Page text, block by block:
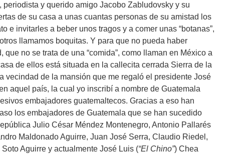
y querido amigo Jacobo Zabludovsky y su
de su casa a unas cuantas personas de su amistad los
e invitarles a beber unos tragos y a comer unas “botanas”,
llamamos boquitas. Y para que no pueda haber
no se trata de una “comida”, como llaman en México a
de ellos está situada en la callecita cerrada Sierra de la
vecindad de la mansión que me regaló el presidente José
aquel país, la cual yo inscribí a nombre de Guatemala
embajadores guatemaltecos. Gracias a eso han
los embajadores de Guatemala que se han sucedido
Julio César Méndez Montenegro, Antonio Pallarés
Maldonado Aguirre, Juan José Serra, Claudio Riedel,
Aguirre y actualmente José Luis (“El Chino”) Chea